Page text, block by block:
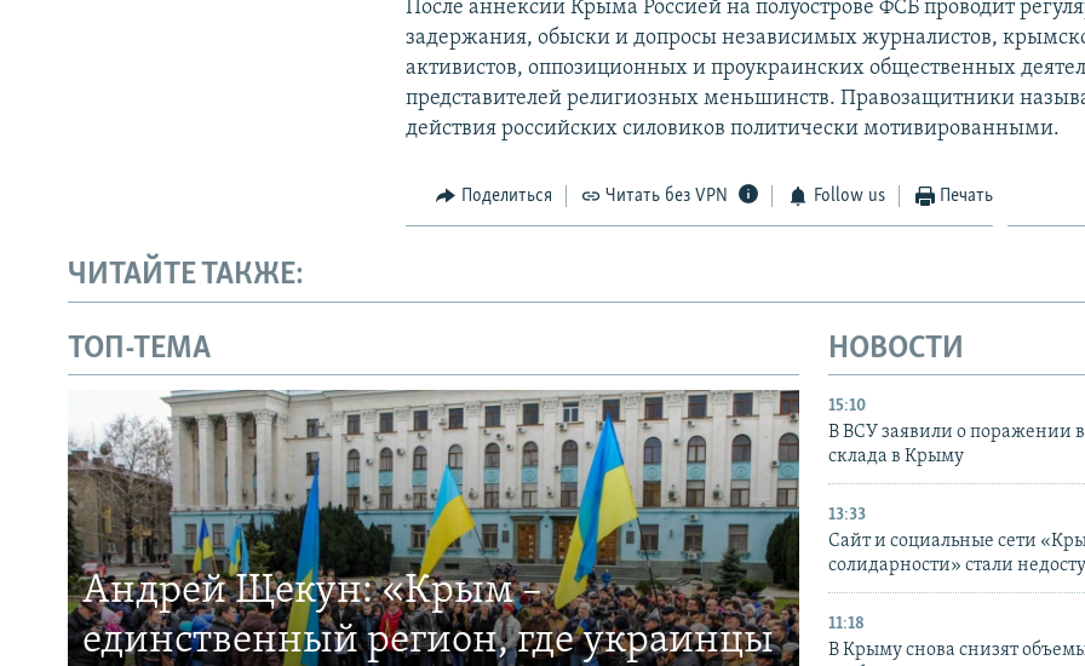
После аннексии Крыма Россией на полуострове ФСБ проводит
задержания, обыски и допросы независимых журналистов,
активистов, оппозиционных и проукраинских общественных
представителей религиозных меньшинств. Правозащитники
действия российских силовиков политически мотивированными.
Поделиться Читать без VPN Follow us Печать
ЧИТАЙТЕ ТАКЖЕ:
ТОП-ТЕМА
Андрей Щекун: «Крым –
единственный регион, где украинцы
НОВОСТИ
15:10
В ВСУ заявили о поражении
склада в Крыму
13:33
Сайт и социальные сети
солидарности» стали
11:18
В Крыму снова снизят